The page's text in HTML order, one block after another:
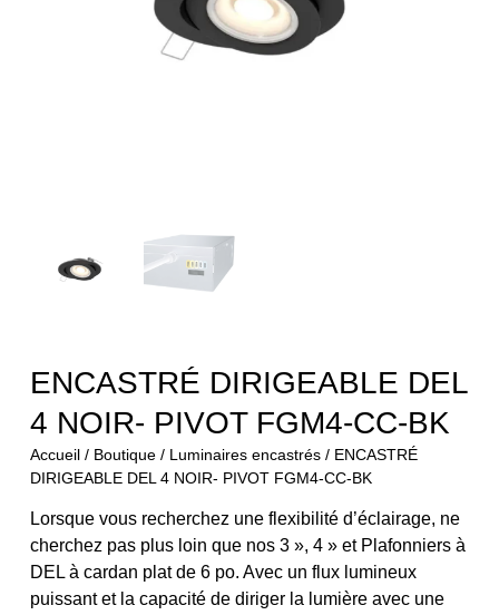
ENCASTRÉ DIRIGEABLE DEL
4 NOIR- PIVOT FGM4-CC-BK
Accueil/ Boutique/ Luminaires encastrés/ ENCASTRÉ
DIRIGEABLE DEL 4 NOIR- PIVOT FGM4-CC-BK
Lorsque vous recherchez une flexibilité d’éclairage, ne
cherchez pas plus loin que nos 3 », 4 » et Plafonniers à
DEL à cardan plat de 6 po. Avec un flux lumineux
puissant et la capacité de diriger la lumière avec une